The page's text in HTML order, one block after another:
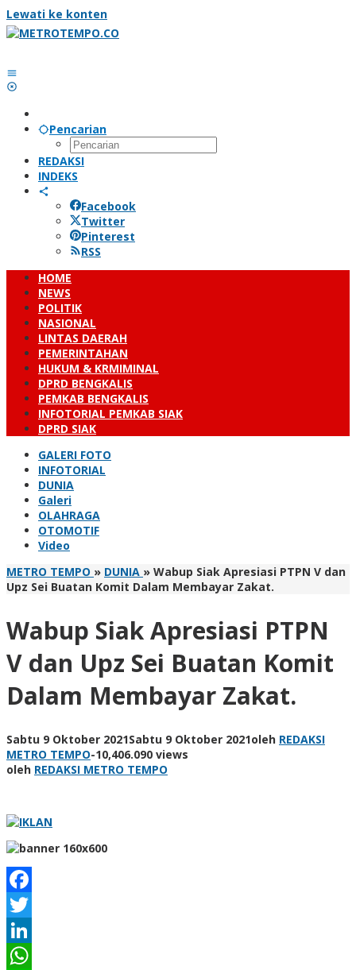
Lewati ke konten
Pencarian
REDAKSI
INDEKS
Facebook
Twitter
Pinterest
RSS
HOME
NEWS
POLITIK
NASIONAL
LINTAS DAERAH
PEMERINTAHAN
HUKUM & KRMIMINAL
DPRD BENGKALIS
PEMKAB BENGKALIS
INFOTORIAL PEMKAB SIAK
DPRD SIAK
GALERI FOTO
INFOTORIAL
DUNIA
Galeri
OLAHRAGA
OTOMOTIF
Video
METRO TEMPO » DUNIA » Wabup Siak Apresiasi PTPN V dan
Upz Sei Buatan Komit Dalam Membayar Zakat.
Wabup Siak Apresiasi PTPN
V dan Upz Sei Buatan Komit
Dalam Membayar Zakat.
Sabtu 9 Oktober 2021Sabtu 9 Oktober 2021oleh REDAKSI
METRO TEMPO-10,406.090 views
oleh REDAKSI METRO TEMPO
Facebook
Twitter
LinkedIn